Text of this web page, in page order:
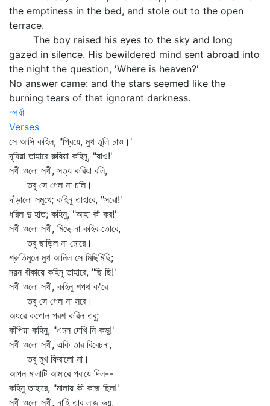
the emptiness in the bed, and stole out to the open
terrace.
The boy raised his eyes to the sky and long
gazed in silence. His bewildered mind sent abroad into
the night the question, 'Where is heaven?'
No answer came: and the stars seemed like the
burning tears of that ignorant darkness.
স্পর্ধা
Verses
সে আসি কহিল, "প্রিয়ে, মুখ তুলি চাও।'
দূষিয়া তাহারে রুষিয়া কহিনু, "যাও!'
সখী ওলো সখী, সত্য করিয়া বলি,
তবু সে গেল না চলি।
দাঁড়ালো সমুখে; কহিনু তাহারে, "সরো!'
ধরিল দু হাত; কহিনু, "আহা কী কর!'
সখী ওলো সখী, মিছে না কহিব তোরে,
তবু ছাড়িল না মোরে।
শ্রুতিমূলে মুখ আনিল সে মিছিমিছি;
নয়ন বাঁকায়ে কহিনু তাহারে, "ছি ছি!'
সখী ওলো সখী, কহিনু শপথ ক'রে
তবু সে গেল না সরে।
অধরে কপোল পরশ করিল তবু;
কাঁপিয়া কহিনু, "এমন দেখি নি কভু!'
সখী ওলো সখী, একি তার বিবেচনা,
তবু মুখ ফিরালো না।
আপন মালাটি আমারে পরায়ে দিল--
কহিনু তাহারে, "মালায় কী কাজ ছিল!'
সখী ওলো সখী, নাহি তার লাজ ভয়,